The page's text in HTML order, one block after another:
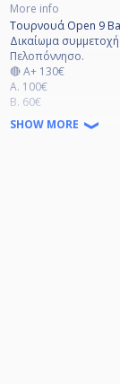
More info
Τουρνουά Open 9
Δικαίωμα
Πελοπόννησο.
🔴 Α+ 130€
Α. 100€
Β. 60€
Γ και κάτω 30€
SHOW MORE